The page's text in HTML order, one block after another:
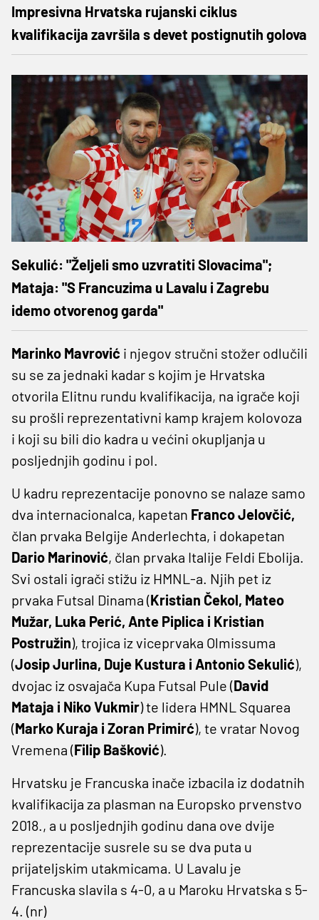
Impresivna Hrvatska rujanski ciklus
kvalifikacija završila s devet postignutih golova
Sekulić: "Željeli smo uzvratiti Slovacima";
Mataja: "S Francuzima u Lavalu i Zagrebu
idemo otvorenog garda"
Marinko Mavrović i njegov stručni stožer odlučili
su se za jednaki kadar s kojim je Hrvatska
otvorila Elitnu rundu kvalifikacija, na igrače koji
su prošli reprezentativni kamp krajem kolovoza
i koji su bili dio kadra u većini okupljanja u
posljednjih godinu i pol.
U kadru reprezentacije ponovno se nalaze samo
dva internacionalca, kapetan Franco Jelovčić,
član prvaka Belgije Anderlechta, i dokapetan
Dario Marinović, član prvaka Italije Feldi Ebolija.
Svi ostali igrači stižu iz HMNL-a. Njih pet iz
prvaka Futsal Dinama (Kristian Čekol, Mateo
Mužar, Luka Perić, Ante Piplica i Kristian
Postružin), trojica iz viceprvaka Olmissuma
(Josip Jurlina, Duje Kustura i Antonio Sekulić),
dvojac iz osvajača Kupa Futsal Pule (David
Mataja i Niko Vukmir) te lidera HMNL Squarea
(Marko Kuraja i Zoran Primirć), te vratar Novog
Vremena (Filip Bašković).
Hrvatsku je Francuska inače izbacila iz dodatnih
kvalifikacija za plasman na Europsko prvenstvo
2018., a u posljednjih godinu dana ove dvije
reprezentacije susrele su se dva puta u
prijateljskim utakmicama. U Lavalu je
Francuska slavila s 4-0, a u Maroku Hrvatska s 5-
4. (nr)